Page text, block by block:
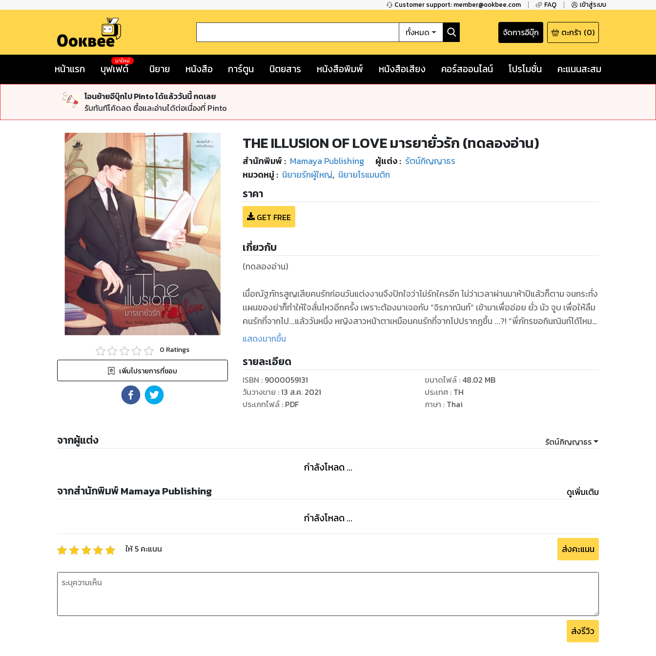
Customer support: member@ookbee.com FAQ เข้าสู่ระบบ
ทั้งหมด จัดการอีบุ๊ก ตะกร้า (0)
หน้าแรก บุฟเฟต์
มาใหม่
นิยาย หนังสือ การ์ตูน นิตยสาร หนังสือพิมพ์ หนังสือเสียง คอร์สออนไลน์ โปรโมชั่น คะแนนสะสม
โอนย้ายอีบุ๊กไป Pinto ได้แล้ววันนี้ กดเลย
รับทันทีโค้ดลด ซื้อและอ่านได้ต่อเนื่องที่ Pinto
0 Ratings
เพิ่มไปรายการที่ชอบ
THE ILLUSION OF LOVE มารยายั่วรัก (ทดลองอ่าน)
สำนักพิมพ์ : Mamaya Publishing ผู้แต่ง : รัตน์ภิญญาธร
หมวดหมู่ : นิยายรักผู้ใหญ่, นิยายโรแมนติก
ราคา
GET FREE
เกี่ยวกับ
(ทดลองอ่าน)
เมื่อณัฐภัทรสูญเสียคนรักก่อนวันแต่งงานจึงปักใจว่าไม่รักใครอีก ไม่ว่าเวลาผ่านมาห้าปีแล้วก็ตาม จนกระทั่ง
เเผนของย่าก็ทำให้ใจสั่นไหวอีกครั้ง เพราะต้องมาเจอกับ “จิรภาณินท์” เข้ามาเพื่ออ่อย ยั่ว นัว จูบ เพื่อให้ลืม
คนรักที่จากไป...แล้ววันหนึ่ง หญิงสาวหน้าตาเหมือนคนรักที่จากไปปรากฏขึ้น ...?! “พี่ภัทรขอกินณินท์ได้ไหม
ครับ”
แสดงมากขึ้น
รายละเอียด
ISBN : 9000059131
วันวางขาย :13 ส.ค. 2021
ประเภทไฟล์: PDF
ขนาดไฟล์: 48.02 MB
ประเทศ : TH
ภาษา : Thai
จากผู้แต่ง รัตน์ภิญญาธร
กำลังโหลด ...
จากสำนักพิมพ์ Mamaya Publishing ดูเพิ่มเติม
กำลังโหลด ...
ให้ 5 คะแนน ส่งคะแนน
ส่งรีวิว